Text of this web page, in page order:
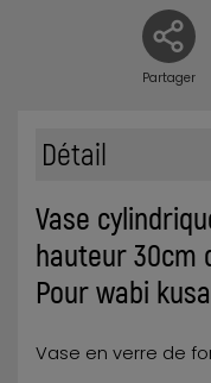
Partager
Détail
Vase
hauteur 30cm
Pour wabi
Vase en verre de